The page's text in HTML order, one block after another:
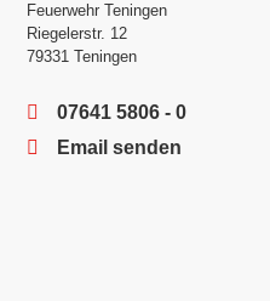
Feuerwehr Teningen
Riegelerstr. 12
79331 Teningen
07641 5806 - 0
Email senden